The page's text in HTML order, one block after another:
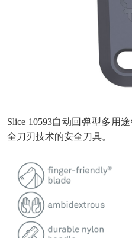
Slice 10593自动回弹型多用
全刀刃技术的安全刀具。